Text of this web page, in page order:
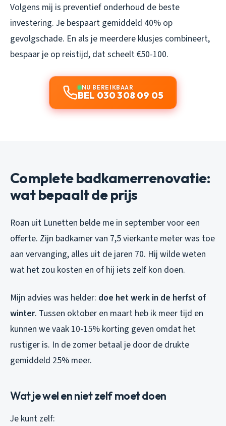
Volgens mij is preventief onderhoud de beste
investering. Je bespaart gemiddeld 40% op
gevolgschade. En als je meerdere klusjes combineert,
bespaar je op reistijd, dat scheelt €50-100.
NU BEREIKBAAR
BEL 030 308 09 05
Complete badkamerrenovatie:
wat bepaalt de prijs
Roan uit Lunetten belde me in september voor een
offerte. Zijn badkamer van 7,5 vierkante meter was toe
aan vervanging, alles uit de jaren 70. Hij wilde weten
wat het zou kosten en of hij iets zelf kon doen.
Mijn advies was helder: doe het werk in de herfst of
winter. Tussen oktober en maart heb ik meer tijd en
kunnen we vaak 10-15% korting geven omdat het
rustiger is. In de zomer betaal je door de drukte
gemiddeld 25% meer.
Wat je wel en niet zelf moet doen
Je kunt zelf: